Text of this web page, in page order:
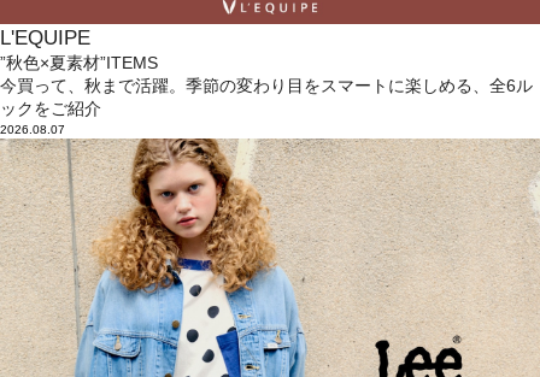
L'EQUIPE
”秋色×夏素材”ITEMS
今買って、秋まで活躍。季節の変わり目をスマートに楽しめる、全6ル
ックをご紹介
2026.08.07